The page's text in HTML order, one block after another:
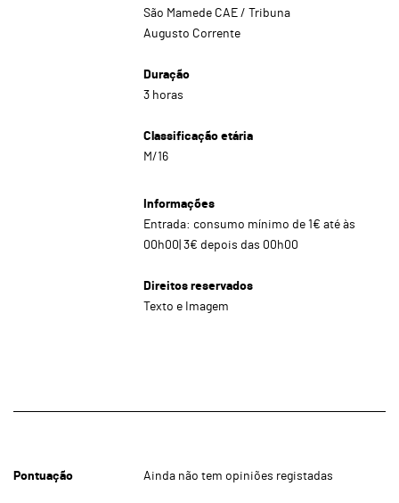
São Mamede CAE / Tribuna
Augusto Corrente
Duração
3 horas
Classificação etária
M/16
Informações
Entrada: consumo mínimo de 1€ até às
00h00| 3€ depois das 00h00
Direitos reservados
Texto e Imagem
Pontuação Ainda não tem opiniões registadas